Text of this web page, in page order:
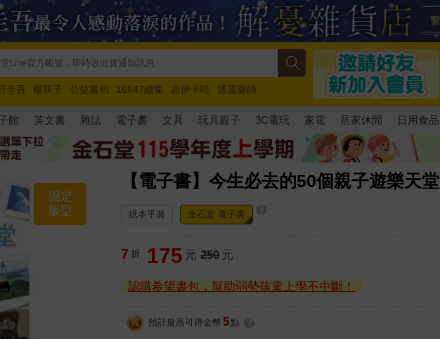
圭吾 楊双子 公益書包 16647續集 吉伊卡哇
通靈藥師
路邊攤新作 馬斯克 玩具總動員5 超慢跑
館 英文書 雜誌 電子書 文具 玩具親子 3C電玩 家電 居家休閒 日用食品
【電子書】今生必去的50個親子遊樂天堂
固定
版型
紙本平裝 金石堂 電子書
7 折 175 元 250 元
認購希望書包，幫助弱勢孩童上學不中斷！
預計最高可得金幣 5 點